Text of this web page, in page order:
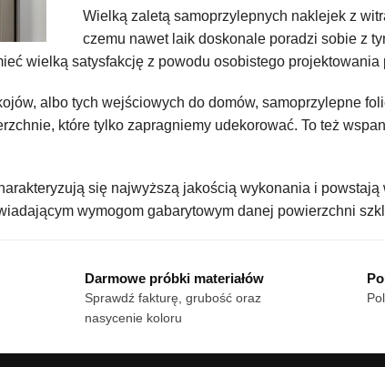
Wielką zaletą samoprzylepnych naklejek z
czemu nawet laik doskonale poradzi sobie z
wielką satysfakcję z powodu osobistego
albo tych wejściowych do domów, samoprzylepne
które tylko zapragniemy udekorować. To też
się najwyższą jakością wykonania i
wymogom gabarytowym danej powierzchni
Darmowe próbki materiałów
Sprawdź fakturę, grubość oraz
nasycenie koloru